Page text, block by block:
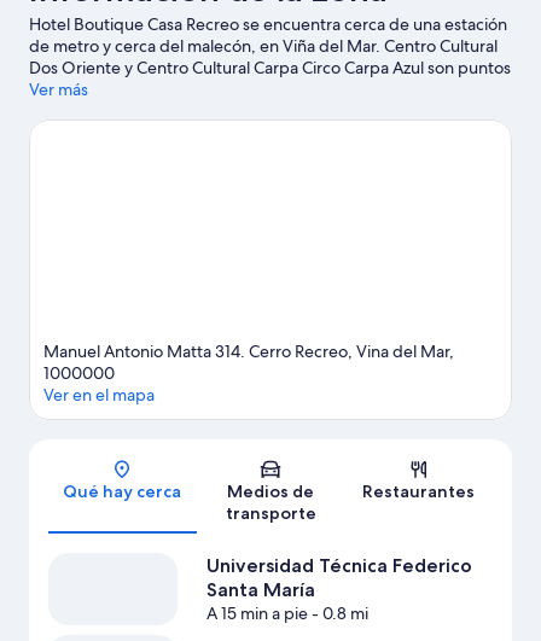
Hotel Boutique Casa Recreo se encuentra cerca de una estación
de metro y cerca del malecón, en Viña del Mar. Centro Cultural
Dos Oriente y Centro Cultural Carpa Circo Carpa Azul son puntos
de interés locales, y aquellos que deseen ir de compras pueden
evento o partido mientras estás en la ciudad? Consulta el
Ver más
Manuel Antonio Matta 314. Cerro Recreo, Vina del Mar,
1000000
Ver en el mapa
Qué hay cerca
Medios de
transporte
Restaurantes
Universidad Técnica Federico
Santa María
A 15 min a pie- 0.8 mi